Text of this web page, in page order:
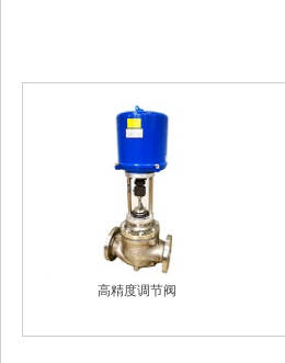
高精度调节阀